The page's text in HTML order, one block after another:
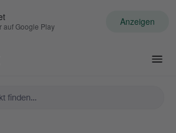
auf Google Play Anzeigen